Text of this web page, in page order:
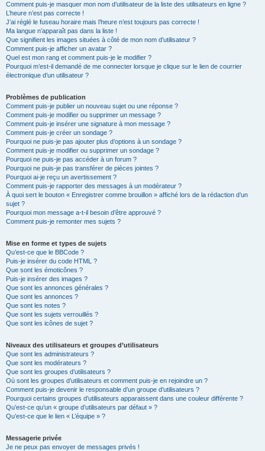
Comment puis-je masquer mon nom d’utilisateur de la liste des utilisateurs en ligne ?
L’heure n’est pas correcte !
J’ai réglé le fuseau horaire mais l’heure n’est toujours pas correcte !
Ma langue n’apparaît pas dans la liste !
Que signifient les images situées à côté de mon nom d’utilisateur ?
Comment puis-je afficher un avatar ?
Quel est mon rang et comment puis-je le modifier ?
Pourquoi m’est-il demandé de me connecter lorsque je clique sur le lien de courrier
électronique d’un utilisateur ?
Problèmes de publication
Comment puis-je publier un nouveau sujet ou une réponse ?
Comment puis-je modifier ou supprimer un message ?
Comment puis-je insérer une signature à mon message ?
Comment puis-je créer un sondage ?
Pourquoi ne puis-je pas ajouter plus d’options à un sondage ?
Comment puis-je modifier ou supprimer un sondage ?
Pourquoi ne puis-je pas accéder à un forum ?
Pourquoi ne puis-je pas transférer de pièces jointes ?
Pourquoi ai-je reçu un avertissement ?
Comment puis-je rapporter des messages à un modérateur ?
À quoi sert le bouton « Enregistrer comme brouillon » affiché lors de la rédaction d’un
sujet ?
Pourquoi mon message a-t-il besoin d’être approuvé ?
Comment puis-je remonter mes sujets ?
Mise en forme et types de sujets
Qu’est-ce que le BBCode ?
Puis-je insérer du code HTML ?
Que sont les émoticônes ?
Puis-je insérer des images ?
Que sont les annonces générales ?
Que sont les annonces ?
Que sont les notes ?
Que sont les sujets verrouillés ?
Que sont les icônes de sujet ?
Niveaux des utilisateurs et groupes d’utilisateurs
Que sont les administrateurs ?
Que sont les modérateurs ?
Que sont les groupes d’utilisateurs ?
Où sont les groupes d’utilisateurs et comment puis-je en rejoindre un ?
Comment puis-je devenir le responsable d’un groupe d’utilisateurs ?
Pourquoi certains groupes d’utilisateurs apparaissent dans une couleur différente ?
Qu’est-ce qu’un « groupe d’utilisateurs par défaut » ?
Qu’est-ce que le lien « L’équipe » ?
Messagerie privée
Je ne peux pas envoyer de messages privés !